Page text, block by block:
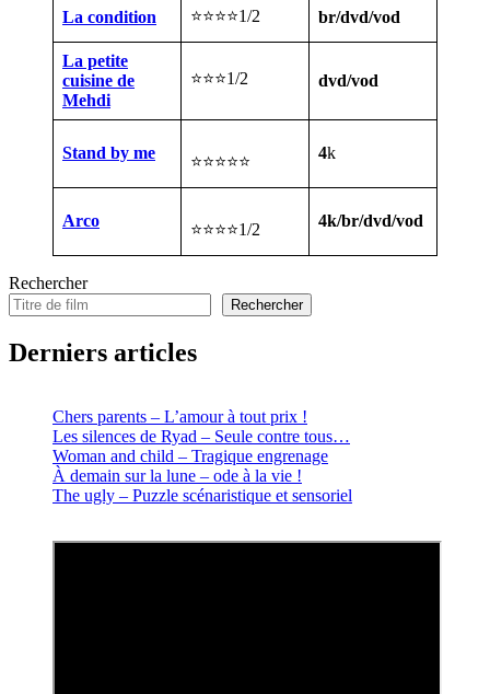
La condition ⭐⭐⭐⭐1/2 br/dvd/vod
La petite
cuisine de
Mehdi
⭐⭐⭐1/2 dvd/vod
Stand by me ⭐⭐⭐⭐⭐ 4k
Arco ⭐⭐⭐⭐1/2 4k/br/dvd/vod
Rechercher
Rechercher
Derniers articles
Chers parents – L’amour à tout prix !
Les silences de Ryad – Seule contre tous…
Woman and child – Tragique engrenage
À demain sur la lune – ode à la vie !
The ugly – Puzzle scénaristique et sensoriel